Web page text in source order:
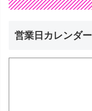
営業日カレンダー